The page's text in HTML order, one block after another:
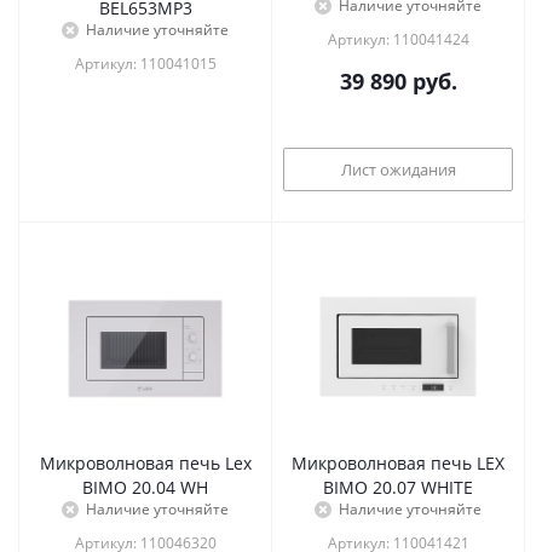
BEL653MP3
Наличие уточняйте
Артикул: 110041015
Наличие уточняйте
Артикул: 110041424
39 890руб.
Лист ожидания
Микроволновая печь Lex
BIMO 20.04 WH
Наличие уточняйте
Артикул: 110046320
Микроволновая печь LEX
BIMO 20.07 WHITE
Наличие уточняйте
Артикул: 110041421